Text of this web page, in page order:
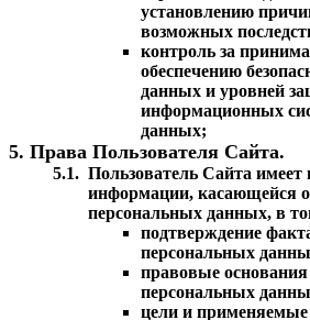
установлению
возможных
контроль за
обеспечению
данных и уровней
информационных
данных;
5. Права Пользователя Сайта.
5.1. Пользователь Сайта имеет
информации, касающейся
персональных данных, в
подтверждение
персональных
правовые
персональных
цели и